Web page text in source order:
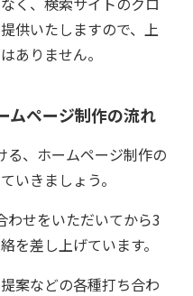
供いたしますので、上
ありません。
ムページ制作の流れ
る、ホームページ制作の
いきましょう。
わせをいただいてから3
を差し上げています。
案などの各種打ち合わ